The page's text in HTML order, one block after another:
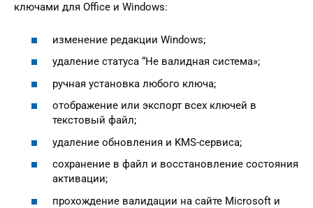
ключами для Office и Windows:
изменение редакции Windows;
удаление статуса “Не валидная система»;
ручная установка любого ключа;
отображение или экспорт всех ключей в
текстовый файл;
удаление обновления и KMS-сервиса;
сохранение в файл и восстановление состояния
активации;
прохождение валидации на сайте Microsoft и